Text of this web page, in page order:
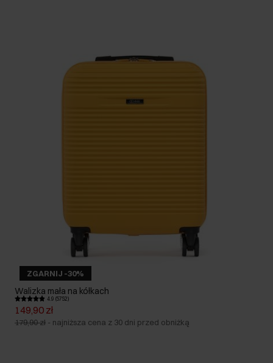
ZGARNIJ -30%
Walizka mała na kółkach
4.9 (5752)
149,90 zł
179,90 zł - najniższa cena z 30 dni przed obniżką